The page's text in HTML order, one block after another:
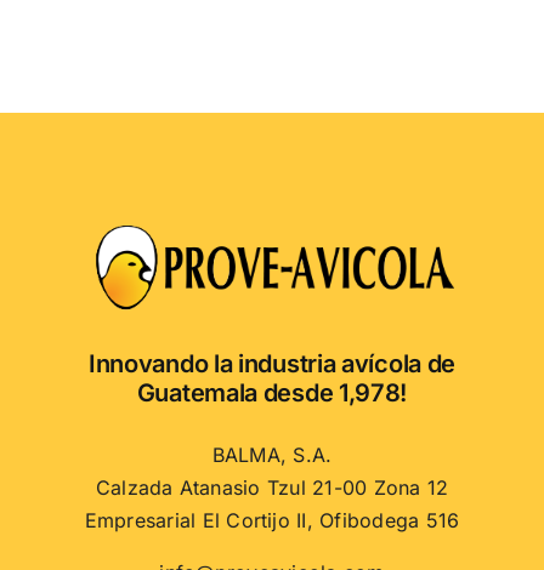
Innovando la industria avícola de
Guatemala desde 1,978!
BALMA, S.A.
Calzada Atanasio Tzul 21-00 Zona 12
Empresarial El Cortijo II, Ofibodega 516